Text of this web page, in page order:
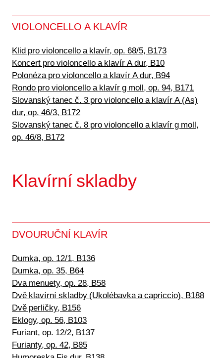
VIOLONCELLO A KLAVÍR
Klid pro violoncello a klavír, op. 68/5, B173
Koncert pro violoncello a klavír A dur, B10
Polonéza pro violoncello a klavír A dur, B94
Rondo pro violoncello a klavír g moll, op. 94, B171
Slovanský tanec č. 3 pro violoncello a klavír A (As)
dur, op. 46/3, B172
Slovanský tanec č. 8 pro violoncello a klavír g moll,
op. 46/8, B172
Klavírní skladby
DVOURUČNÍ KLAVÍR
Dumka, op. 12/1, B136
Dumka, op. 35, B64
Dva menuety, op. 28, B58
Dvě klavírní skladby (Ukolébavka a capriccio), B188
Dvě perličky, B156
Eklogy, op. 56, B103
Furiant, op. 12/2, B137
Furianty, op. 42, B85